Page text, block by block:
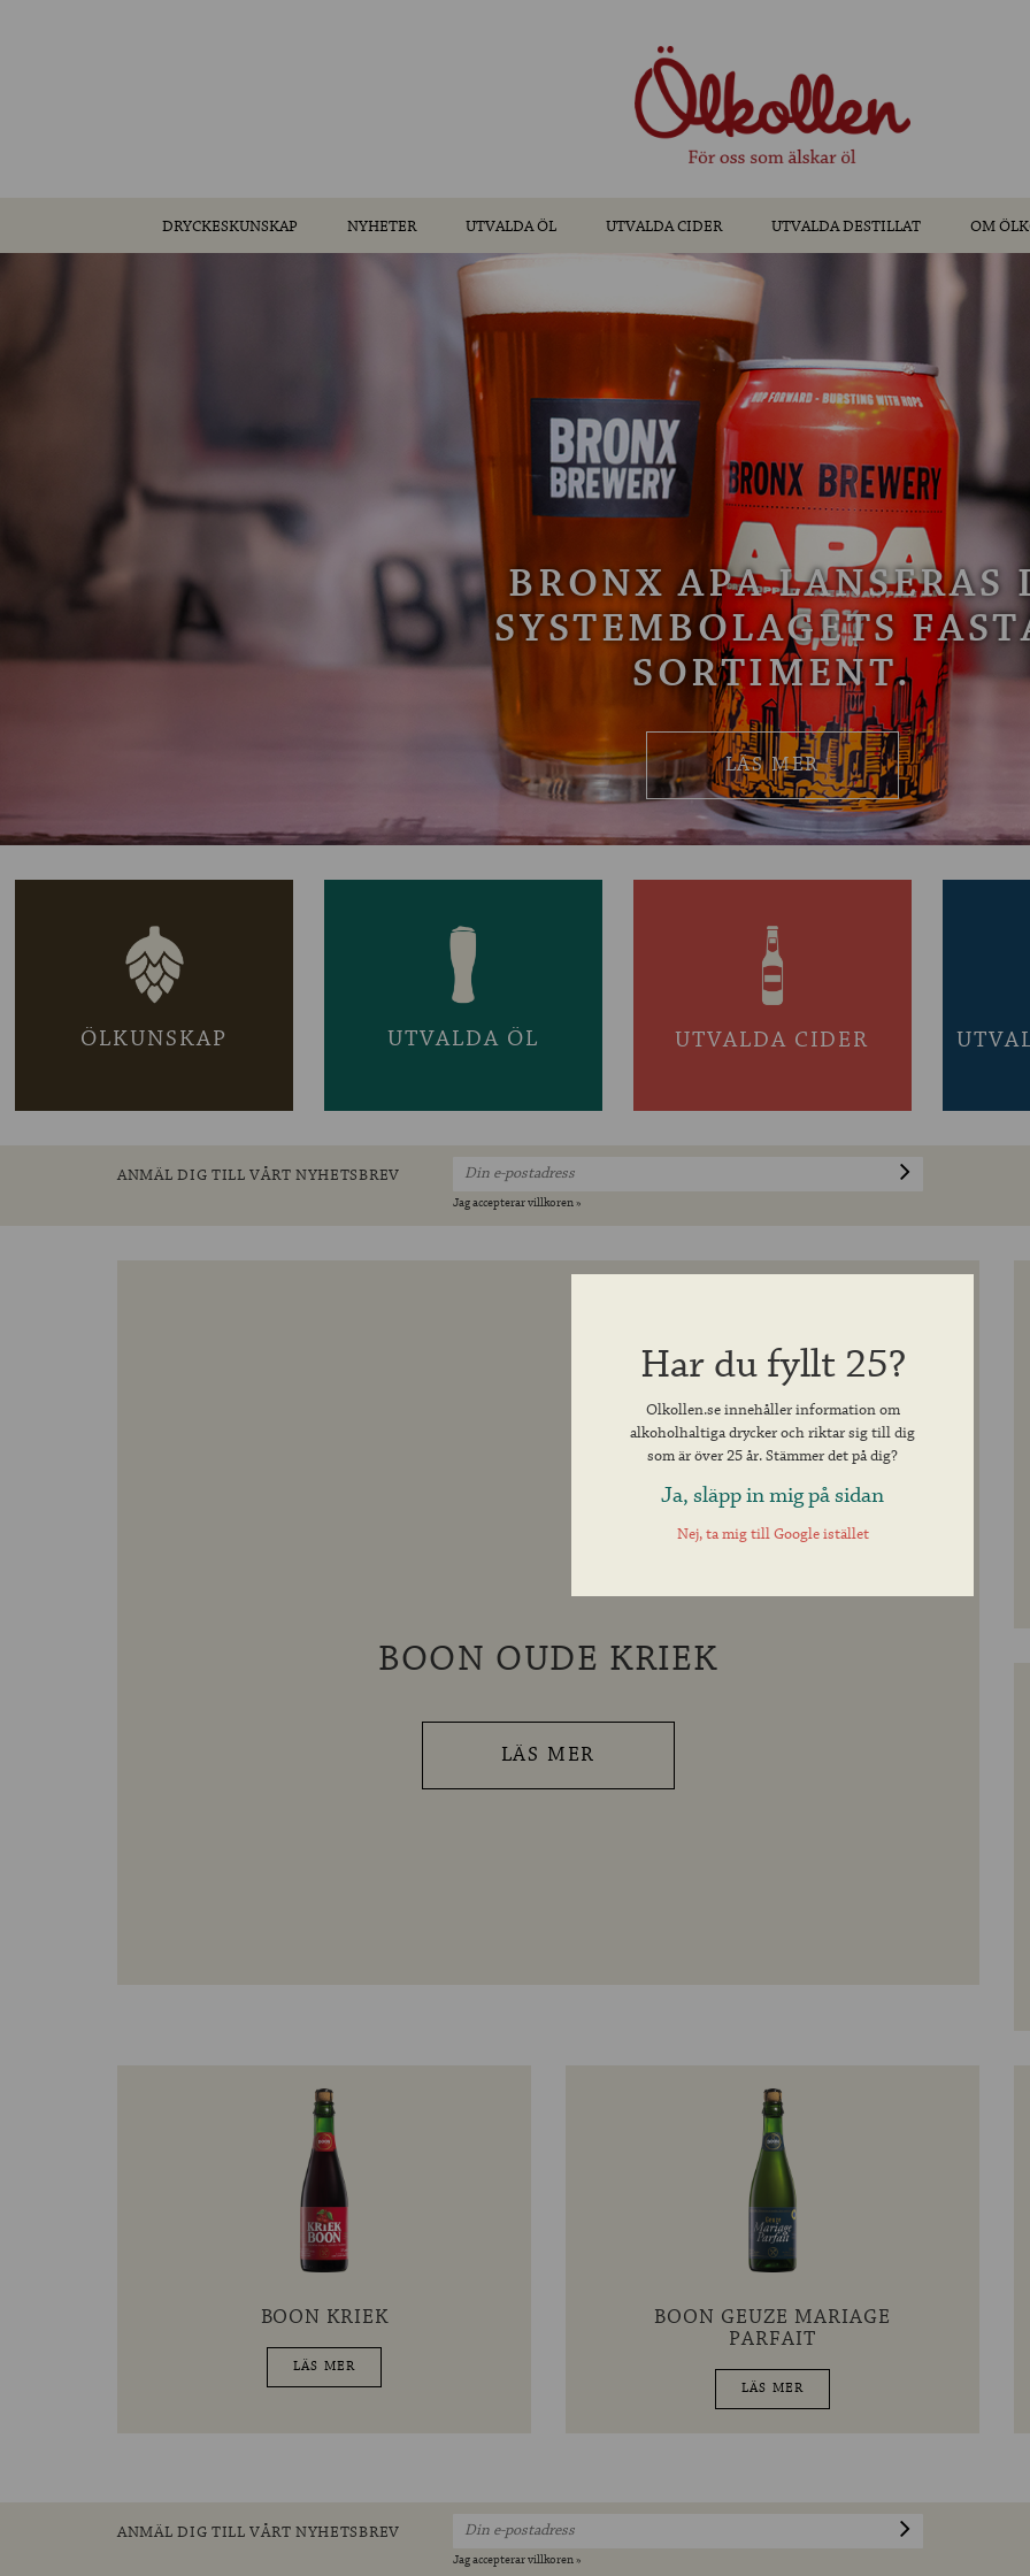
DRYCKESKUNSKAP NYHETER UTVALDA ÖL UTVALDA CIDER UTVALDA DESTILLAT OM
BRONX APA LANSERAS
SYSTEMBOLAGETS
SORTIMENT.
LÄS MER
ÖLKUNSKAP UTVALDA ÖL UTVALDA CIDER
ANMÄL DIG TILL VÅRT NYHETSBREV
Jag accepterar villkoren »
BOON OUDE KRIEK
LÄS MER
BOON KRIEK
LÄS MER
BOON GEUZE MARIAGE
PARFAIT
LÄS MER
ANMÄL DIG TILL VÅRT NYHETSBREV
Jag accepterar villkoren »
Har du fyllt 25?
Olkollen.se innehåller information om
alkoholhaltiga drycker och riktar sig till dig
som är över 25 år. Stämmer det på dig?
Ja, släpp in mig på sidan
Nej, ta mig till Google istället